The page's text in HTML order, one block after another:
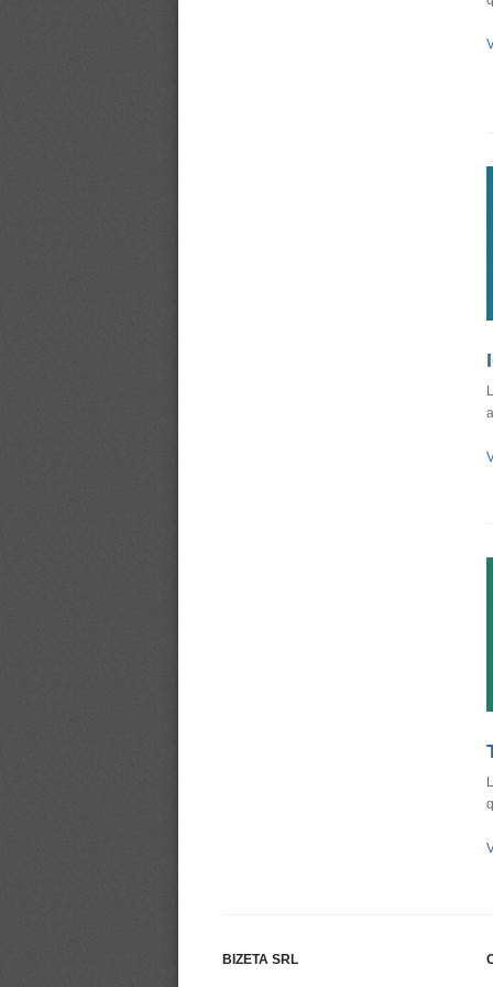
BIZETA SRL